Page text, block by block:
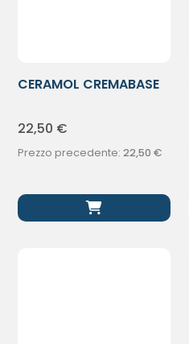
CERAMOL CREMABASE
22,50 €
Prezzo precedente:22,50 €